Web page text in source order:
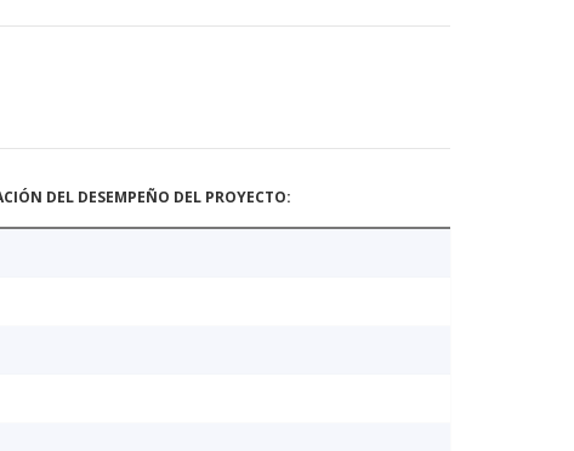
DEL DESEMPEÑO DEL PROYECTO: